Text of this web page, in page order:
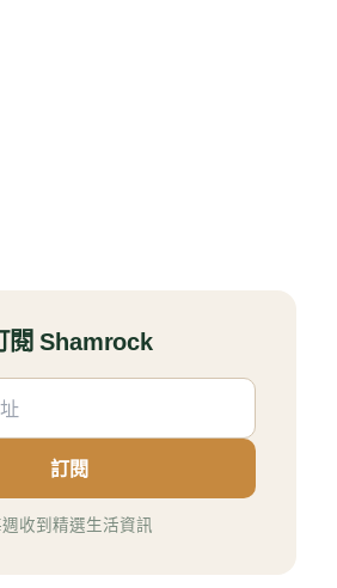
閱 Shamrock
訂閱
收到精選生活資訊